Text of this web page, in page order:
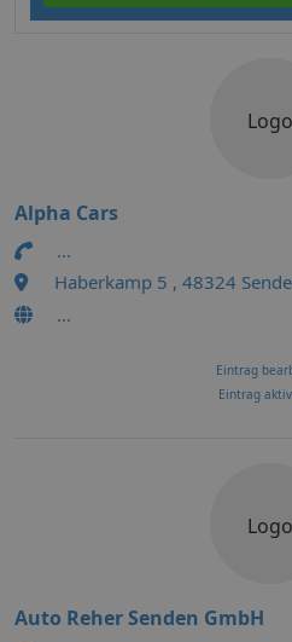
Logo
Alpha Cars
...
Haberkamp 5 , 48324
...
Eintrag
Eintrag
Logo
Auto Reher Senden GmbH